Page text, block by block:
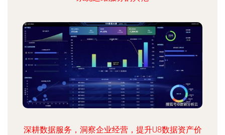
深耕数据服务，洞察企业经营，提升U8数据资产价